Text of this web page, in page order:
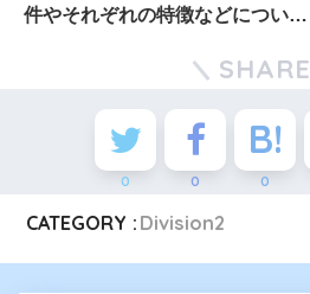
件やそれぞれの特徴などについて
SHARE
0 0 0
CATEGORY : Division2